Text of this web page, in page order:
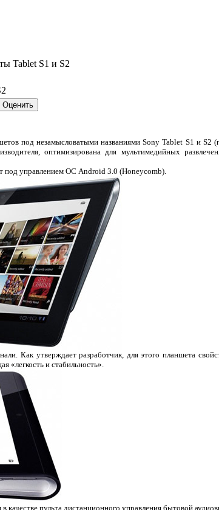
Tablet S1 и S2
под незамысловатыми названиями Sony Tablet S1 и S2
оптимизирована для мультимедийных
под управлением ОС Android 3.0 (Honeycomb).
Как утверждает разработчик, для этого планшета
«легкость и стабильность».
пульта дистанционного управления бытовой